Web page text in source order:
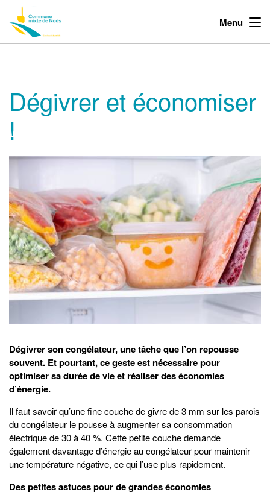
Menu
Dégivrer et économiser
!
Dégivrer son congélateur, une tâche que l’on repousse
souvent. Et pourtant, ce geste est nécessaire pour
optimiser sa durée de vie et réaliser des économies
d’énergie.
Il faut savoir qu’une fine couche de givre de 3 mm sur les parois
du congélateur le pousse à augmenter sa consommation
électrique de 30 à 40 %. Cette petite couche demande
également davantage d’énergie au congélateur pour maintenir
une température négative, ce qui l’use plus rapidement.
Des petites astuces pour de grandes économies